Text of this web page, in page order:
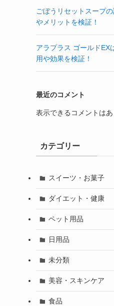
ごぼうリセットスープ
やメリットを検証！
アラプラス ゴールドEX
用や効果を検証！
最近のコメント
表示できるコメントはあ
カテゴリー
スイーツ・お菓子
ダイエット・健康
ペット用品
日用品
未分類
美容・スキンケア
食品